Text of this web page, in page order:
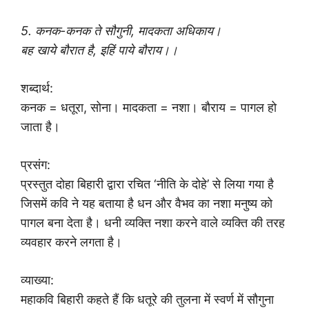
5. कनक-कनक ते सौगुनी, मादकता अधिकाय।
बह खाये बौरात है, इहिं पाये बौराय।।
शब्दार्थ:
कनक = धतूरा, सोना। मादकता = नशा। बौराय = पागल हो
जाता है।
प्रसंग:
प्रस्तुत दोहा बिहारी द्वारा रचित ‘नीति के दोहे’ से लिया गया है
जिसमें कवि ने यह बताया है धन और वैभव का नशा मनुष्य को
पागल बना देता है। धनी व्यक्ति नशा करने वाले व्यक्ति की तरह
व्यवहार करने लगता है।
व्याख्या:
महाकवि बिहारी कहते हैं कि धतूरे की तुलना में स्वर्ण में सौगुना